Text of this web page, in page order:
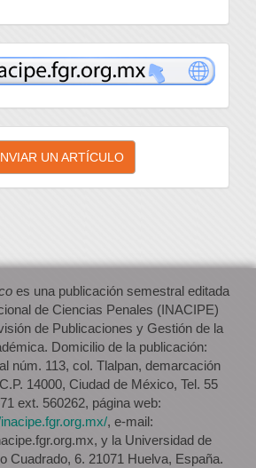
UN ARTÍCULO
es una publicación semestral editada
de Ciencias Penales (INACIPE)
de Publicaciones y Gestión de la
Domicilio de la publicación:
núm. 113, col. Tlalpan, demarcación
14000, Ciudad de México, Tel. 55
ext. 560262, página web:
, e-mail:
y la Universidad de
Cuadrado, 6. 21071 Huelva, España.